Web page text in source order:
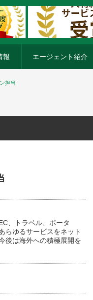
報 エージェント紹介
担当
、トラベル、ポータ
らゆるサービスをネット
後は海外への積極展開を